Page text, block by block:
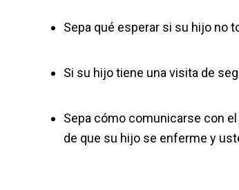
Sepa qué esperar si su hijo no
Si su hijo tiene una visita de
Sepa cómo comunicarse con
de que su hijo se enferme y